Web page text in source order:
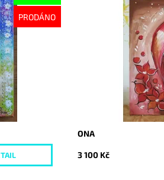
PRODÁNO
1148
ONA
3 100 Kč